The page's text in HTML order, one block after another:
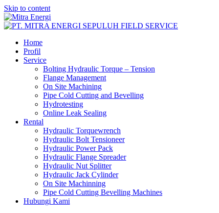
Skip to content
Home
Profil
Service
Bolting Hydraulic Torque – Tension
Flange Management
On Site Machining
Pipe Cold Cutting and Bevelling
Hydrotesting
Online Leak Sealing
Rental
Hydraulic Torquewrench
Hydraulic Bolt Tensioneer
Hydraulic Power Pack
Hydraulic Flange Spreader
Hydraulic Nut Splitter
Hydraulic Jack Cylinder
On Site Machinning
Pipe Cold Cutting Bevelling Machines
Hubungi Kami